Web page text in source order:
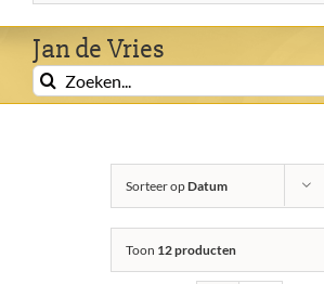
Jan de Vries
Zoeken
naar:
Sorteer opDatum
Toon 12 producten